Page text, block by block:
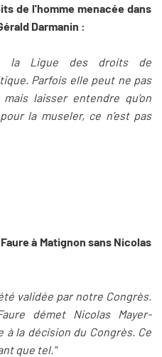
de l'homme menacée dans
Darmanin :
la Ligue des droits de
Parfois elle peut ne pas
laisser entendre qu’on
la museler, ce n’est pas
à Matignon sans Nicolas
validée par notre Congrès.
démet Nicolas Mayer-
la décision du Congrès. Ce
que tel."